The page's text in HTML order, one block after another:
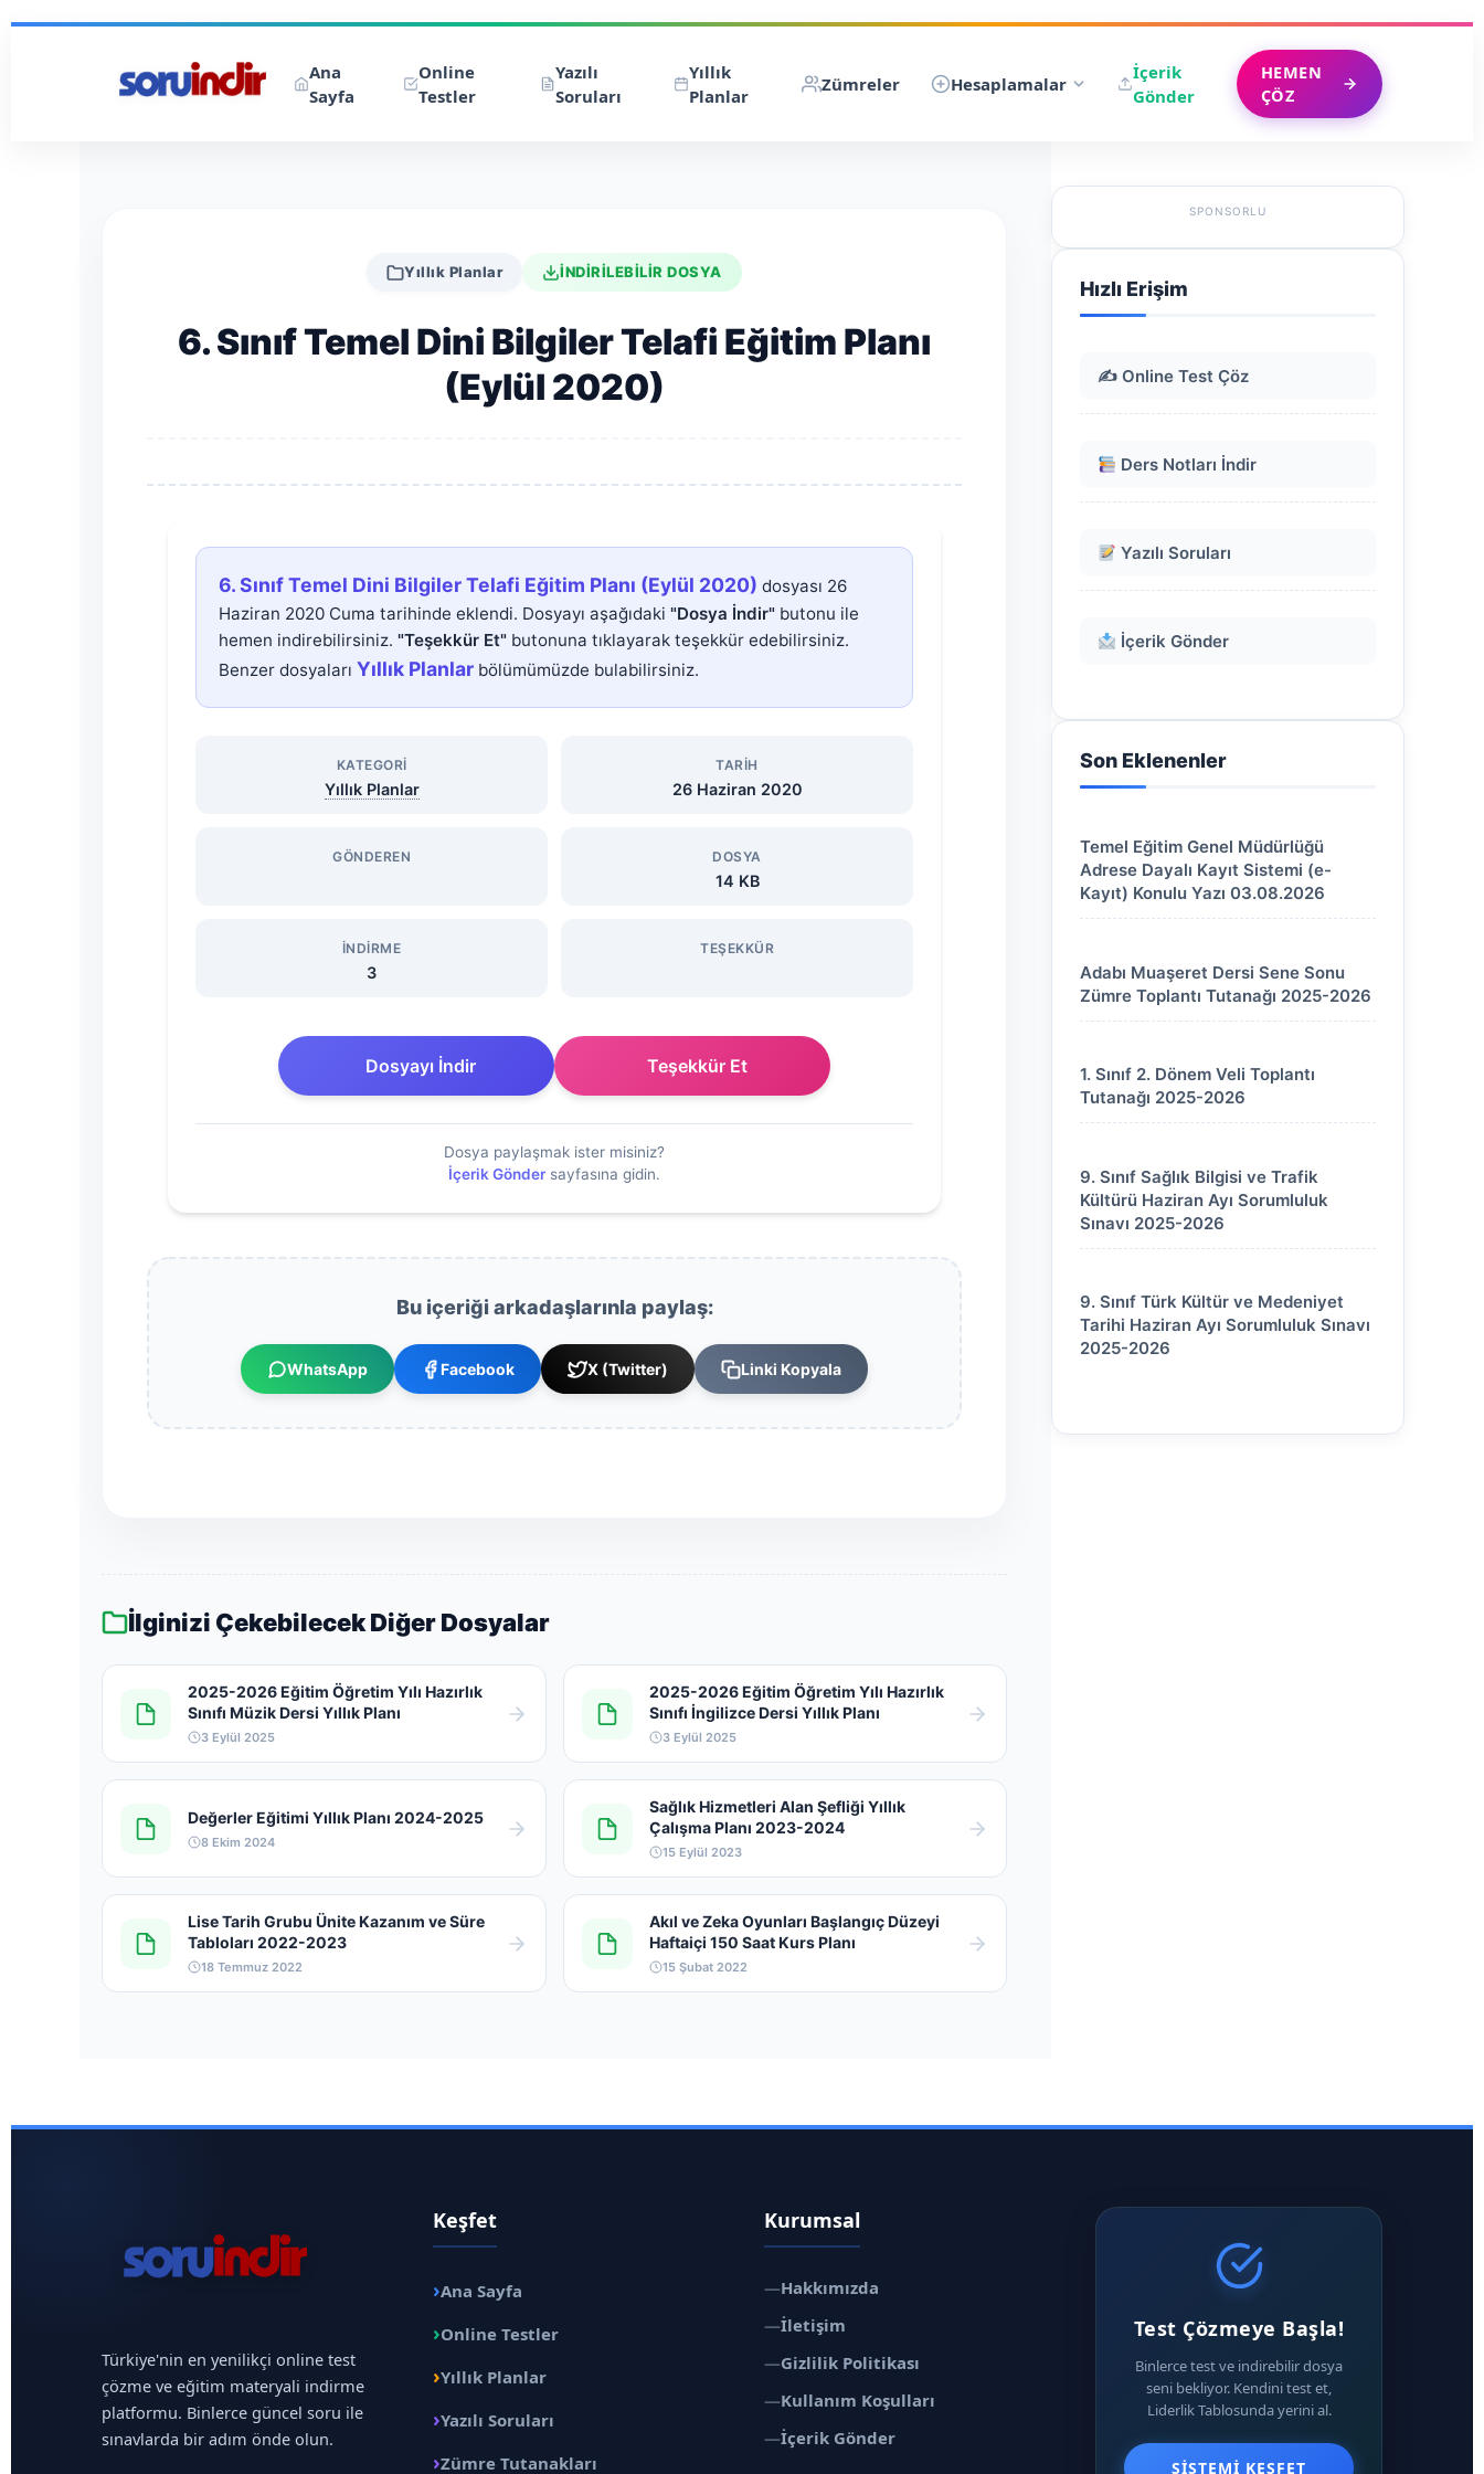
Ana
Sayfa
Online
Testler
Yazılı
Soruları
Yıllık
Planlar
Zümreler Hesaplamalar
İçerik
Gönder
HEMEN
ÇÖZ
Yıllık Planlar İNDİRİLEBİLİR DOSYA
6. Sınıf Temel Dini Bilgiler Telafi Eğitim Planı
(Eylül 2020)
6.
Sınıf
Temel
Bilgiler
2020)
Dosyasını
6. Sınıf Temel Dini Bilgiler Telafi Eğitim Planı (Eylül 2020) dosyası 26
Haziran 2020 Cuma tarihinde eklendi. Dosyayı aşağıdaki "Dosya İndir" butonu ile
hemen indirebilirsiniz. "Teşekkür Et" butonuna tıklayarak teşekkür edebilirsiniz.
Benzer dosyaları Yıllık Planlar bölümümüzde bulabilirsiniz.
KATEGORI
Yıllık Planlar
TARIH
26 Haziran 2020
GÖNDEREN DOSYA
14 KB
İNDIRME
3
TEŞEKKÜR
Dosyayı İndir Teşekkür Et
Dosya paylaşmak ister misiniz?
İçerik Gönder sayfasına gidin.
Bu içeriği arkadaşlarınla paylaş:
WhatsApp Facebook X (Twitter) Linki Kopyala
İlginizi Çekebilecek Diğer Dosyalar
2025-2026 Eğitim Öğretim Yılı Hazırlık
Sınıfı Müzik Dersi Yıllık Planı
3 Eylül 2025
2025-2026 Eğitim Öğretim Yılı Hazırlık
Sınıfı İngilizce Dersi Yıllık Planı
3 Eylül 2025
Değerler Eğitimi Yıllık Planı 2024-2025
8 Ekim 2024
Sağlık Hizmetleri Alan Şefliği Yıllık
Çalışma Planı 2023-2024
15 Eylül 2023
Lise Tarih Grubu Ünite Kazanım ve Süre
Tabloları 2022-2023
18 Temmuz 2022
Akıl ve Zeka Oyunları Başlangıç Düzeyi
Haftaiçi 150 Saat Kurs Planı
15 Şubat 2022
SPONSORLU
Hızlı Erişim
✍️ Online Test Çöz
Ders Notları İndir
Yazılı Soruları
İçerik Gönder
Son Eklenenler
Temel Eğitim Genel Müdürlüğü
Adrese Dayalı Kayıt Sistemi (e-
Kayıt) Konulu Yazı 03.08.2026
Adabı Muaşeret Dersi Sene Sonu
Zümre Toplantı Tutanağı 2025-2026
1. Sınıf 2. Dönem Veli Toplantı
Tutanağı 2025-2026
9. Sınıf Sağlık Bilgisi ve Trafik
Kültürü Haziran Ayı Sorumluluk
Sınavı 2025-2026
9. Sınıf Türk Kültür ve Medeniyet
Tarihi Haziran Ayı Sorumluluk Sınavı
2025-2026
Türkiye'nin en yenilikçi online test
çözme ve eğitim materyali indirme
platformu. Binlerce güncel soru ile
sınavlarda bir adım önde olun.
Keşfet
›Ana Sayfa
›Online Testler
›Yıllık Planlar
›Yazılı Soruları
›Zümre Tutanakları
Kurumsal
—Hakkımızda
—İletişim
—Gizlilik Politikası
—Kullanım Koşulları
—İçerik Gönder
Test Çözmeye Başla!
Binlerce test ve indirebilir dosya
seni bekliyor. Kendini test et,
Liderlik Tablosunda yerini al.
SISTEMI KEŞFET